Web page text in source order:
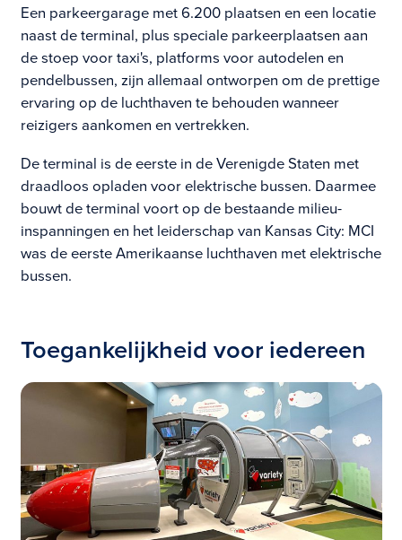
Een parkeergarage met 6.200 plaatsen en een locatie
naast de terminal, plus speciale parkeerplaatsen aan
de stoep voor taxi's, platforms voor autodelen en
pendelbussen, zijn allemaal ontworpen om de prettige
ervaring op de luchthaven te behouden wanneer
reizigers aankomen en vertrekken.
De terminal is de eerste in de Verenigde Staten met
draadloos opladen voor elektrische bussen. Daarmee
bouwt de terminal voort op de bestaande milieu-
inspanningen en het leiderschap van Kansas City: MCI
was de eerste Amerikaanse luchthaven met elektrische
bussen.
Toegankelijkheid voor iedereen